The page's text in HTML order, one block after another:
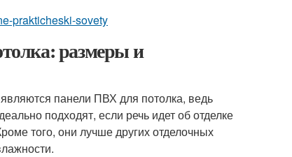
prakticheski-sovety
размеры и
панели ПВХ для потолка, ведь
подходят, если речь идет об отделке
того, они лучше других отделочных